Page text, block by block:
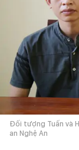
Đối tượng Tuấn và
an Nghệ An